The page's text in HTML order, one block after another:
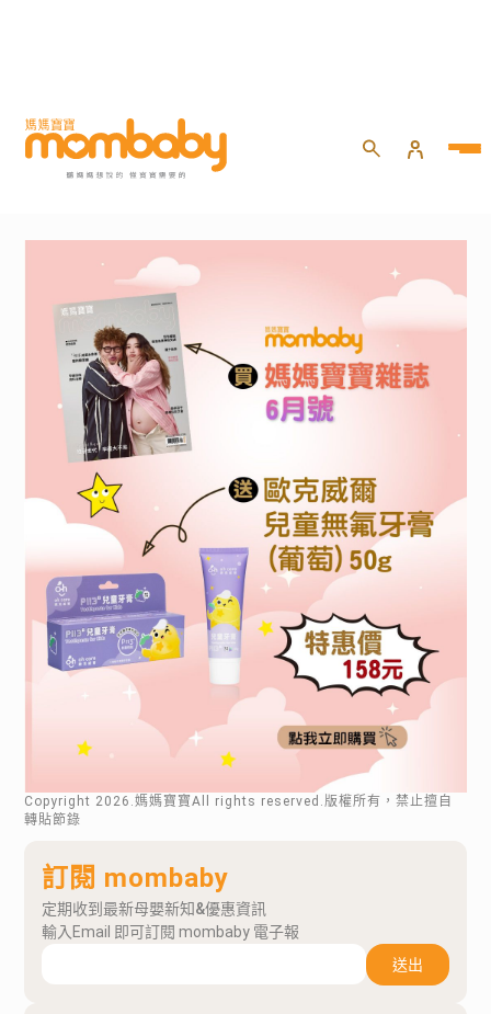
Copyright 2026 .媽媽寶寶All rights reserved.版權所有，禁止擅自
轉貼節錄
訂閱 mombaby
定期收到最新母嬰新知&優惠資訊
輸入Email 即可訂閱 mombaby 電子報
送出